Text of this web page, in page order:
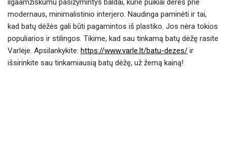
ilgaamžiškumu pasižymintys baldai, kurie puikiai derės prie
modernaus, minimalistinio interjero. Naudinga paminėti ir tai,
kad batų dėžės gali būti pagamintos iš plastiko. Jos nėra tokios
populiarios ir stilingos. Tikime, kad sau tinkamą batų dėžę rasite
Varlėje. Apsilankykite: https://www.varle.lt/batu-dezes/ ir
išsirinkite sau tinkamiausią batų dėžę, už žemą kainą!